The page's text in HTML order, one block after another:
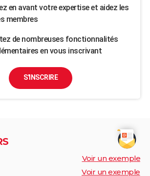
en avant votre expertise et aidez les
membres
de nombreuses fonctionnalités
en vous inscrivant
S'INSCRIRE
Voir un exemple
Voir un exemple